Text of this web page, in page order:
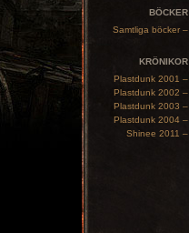
BÖCKER
Samtliga böcker –
KRÖNIKOR
Plastdunk 2001 –
Plastdunk 2002 –
Plastdunk 2003 –
Plastdunk 2004 –
Shinee 2011 –